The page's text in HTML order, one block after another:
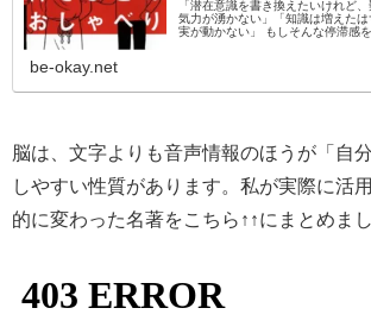
「潜在意識を書き換えたいけれど
気力が湧かない」「知識は増えた
実が動かない」 もしそんな停滞感
be-okay.net
脳は、文字よりも音声情報のほうが「自
しやすい性質があります。私が実際に活
的に変わった名著をこちら↑↑にまとめまし